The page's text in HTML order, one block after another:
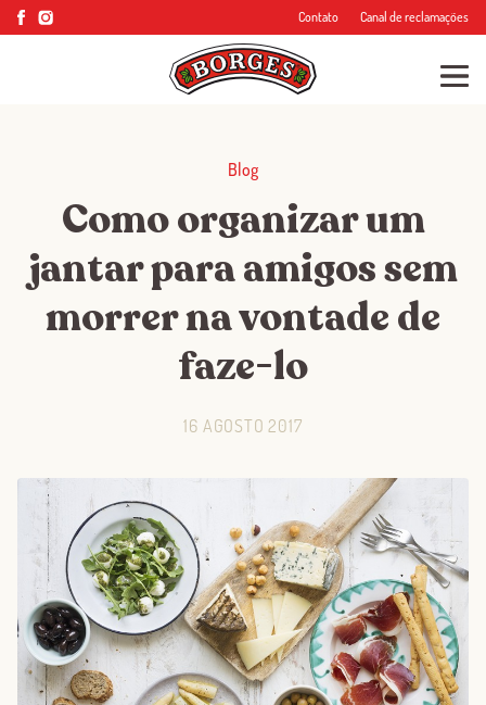
Contato Canal de reclamações
Blog
Como organizar um
jantar para amigos sem
morrer na vontade de
faze-lo
16 AGOSTO 2017